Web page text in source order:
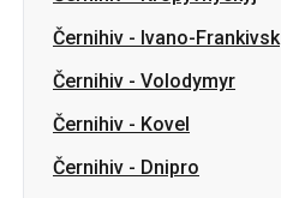
Černihiv - Ivano-Frankivsk
Černihiv - Volodymyr
Černihiv - Kovel
Černihiv - Dnipro